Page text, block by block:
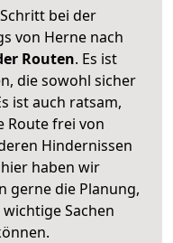
bei der
von Herne nach
Routen. Es ist
die sowohl sicher
ist auch ratsam,
Route frei von
Hindernissen
haben wir
gerne die Planung,
Sachen